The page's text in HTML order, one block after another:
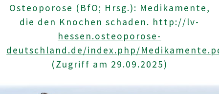
Osteoporose (BfO; Hrsg.): Medikamente,
die den Knochen schaden. http://lv-
hessen.osteoporose-
deutschland.de/index.php/
(Zugriff am 29.09.2025)